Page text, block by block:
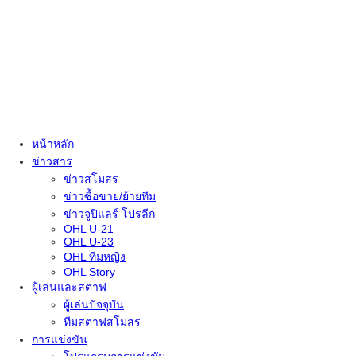
หน้าหลัก
ข่าวสาร
ข่าวสโมสร
ข่าวซื้อขาย/ย้ายทีม
ข่าวจูปิแลร์ โปรลีก
OHL U-21
OHL U-23
OHL ทีมหญิง
OHL Story
ผู้เล่นและสตาฟ
ผู้เล่นปัจจุบัน
ทีมสตาฟสโมสร
การแข่งขัน